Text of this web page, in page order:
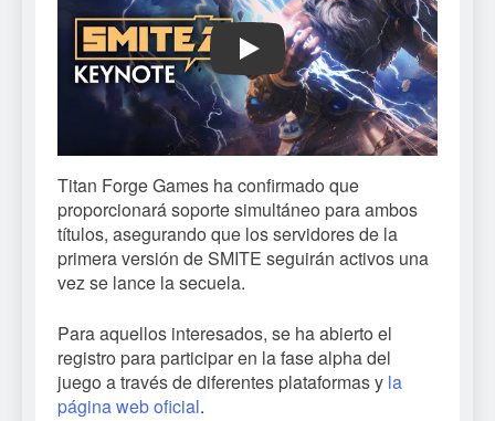
Play
Titan Forge Games ha confirmado que
proporcionará soporte simultáneo para ambos
títulos, asegurando que los servidores de la
primera versión de SMITE seguirán activos una
vez se lance la secuela.
Para aquellos interesados, se ha abierto el
registro para participar en la fase alpha del
juego a través de diferentes plataformas y la
página web oficial.